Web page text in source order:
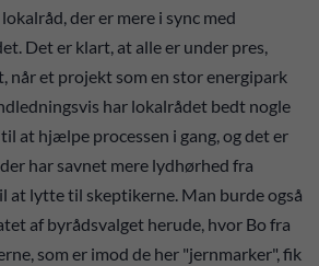
der er mere i sync med
Det er klart, at alle er under pres,
når et projekt som en stor energipark
har lokalrådet bedt nogle
at hjælpe processen i gang, og det er
har savnet mere lydhørhed fra
at lytte til skeptikerne. Man burde også
af byrådsvalget herude, hvor Bo fra
som er imod de her "jernmarker", fik